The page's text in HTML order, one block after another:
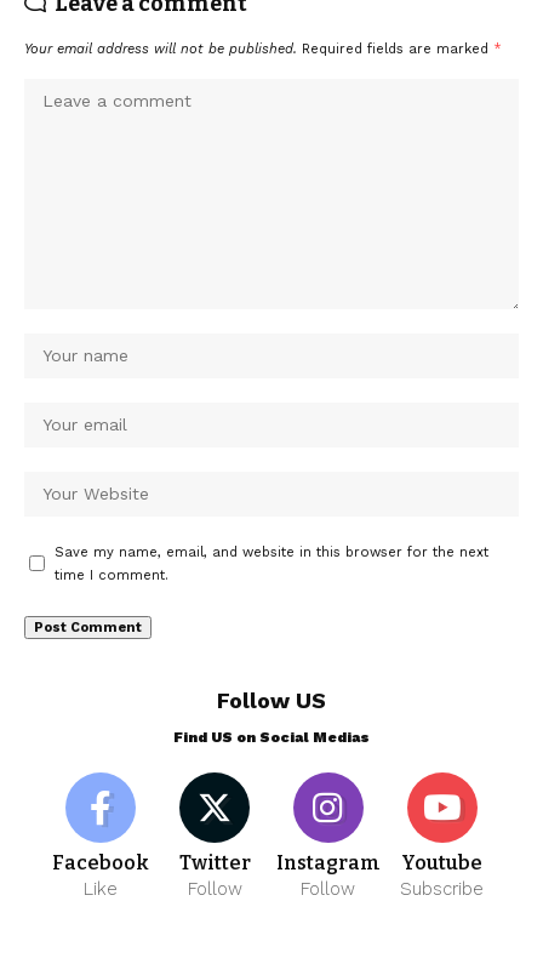
Your email address will not be published. Required fields are marked *
Save my name, email, and website in this browser for the next
time I comment.
Follow US
Find US on Social Medias
Facebook
Like
Twitter
Follow
Instagram
Follow
Youtube
Subscribe